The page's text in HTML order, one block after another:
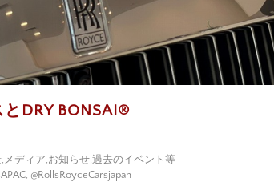
DRY BONSAI®
, メディア,お知らせ,過去のイベント等
, @RollsRoyceCarsjapan